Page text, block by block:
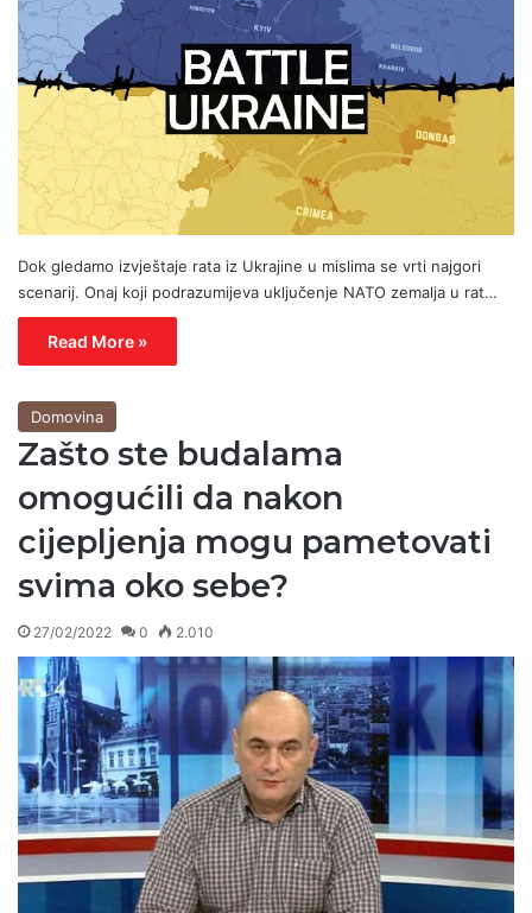
Dok gledamo izvještaje rata iz Ukrajine u mislima se vrti najgori
scenarij. Onaj koji podrazumijeva uključenje NATO zemalja u rat…
Read More »
Domovina
Zašto ste budalama
omogućili da nakon
cijepljenja mogu pametovati
svima oko sebe?
27/02/2022 0 2.010